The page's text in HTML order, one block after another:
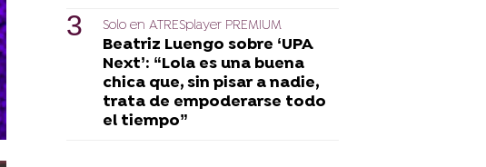
Solo en ATRESplayer PREMIUM
Beatriz Luengo sobre ‘UPA
Next’: “Lola es una buena
chica que, sin pisar a nadie,
trata de empoderarse todo
el tiempo”